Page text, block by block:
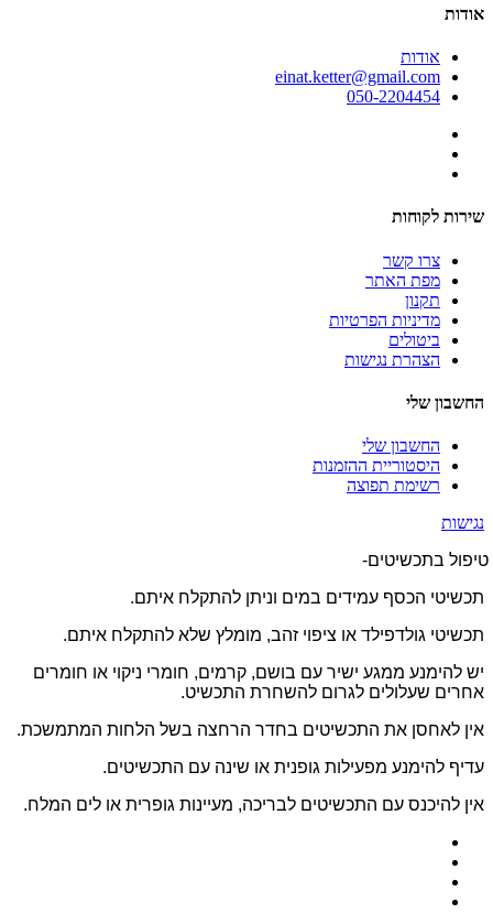
אודות
אודות
einat.ketter@gmail.com
050-2204454
שירות לקוחות
צרו קשר
מפת האתר
תקנון
מדיניות הפרטיות
ביטולים
הצהרת נגישות
החשבון שלי
החשבון שלי
היסטוריית ההזמנות
רשימת תפוצה
נגישות
טיפול בתכשיטים-
תכשיטי הכסף עמידים במים וניתן להתקלח איתם.
תכשיטי גולדפילד או ציפוי זהב, מומלץ שלא להתקלח איתם.
יש להימנע ממגע ישיר עם בושם, קרמים, חומרי ניקוי או חומרים
אחרים שעלולים לגרום להשחרת התכשיט.
אין לאחסן את התכשיטים בחדר הרחצה בשל הלחות המתמשכת.
עדיף להימנע מפעילות גופנית או שינה עם התכשיטים.
אין להיכנס עם התכשיטים לבריכה, מעיינות גופרית או לים המלח.